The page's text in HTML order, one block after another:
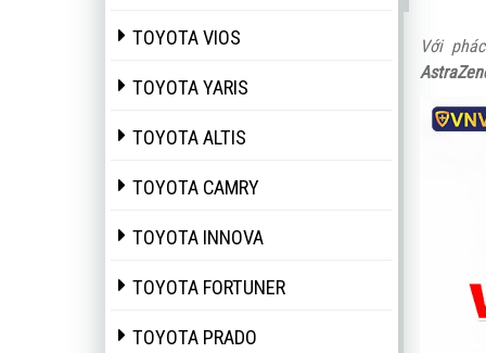
TOYOTA VIOS
TOYOTA YARIS
TOYOTA ALTIS
TOYOTA CAMRY
TOYOTA INNOVA
TOYOTA FORTUNER
TOYOTA PRADO
Với